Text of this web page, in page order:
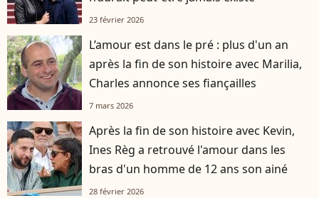
23 février 2026
L’amour est dans le pré : plus d'un an
après la fin de son histoire avec Marilia,
Charles annonce ses fiançailles
7 mars 2026
Après la fin de son histoire avec Kevin,
Ines Règ a retrouvé l'amour dans les
bras d'un homme de 12 ans son ainé
28 février 2026